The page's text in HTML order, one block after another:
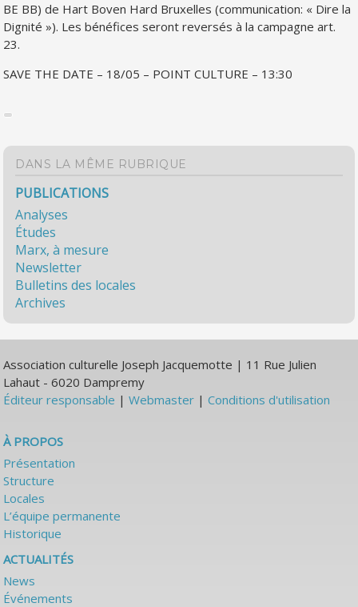
BE BB) de Hart Boven Hard Bruxelles (communication: « Dire la
Dignité »). Les bénéfices seront reversés à la campagne art.
23.
SAVE THE DATE – 18/05 – POINT CULTURE – 13:30
DANS LA MÊME RUBRIQUE
PUBLICATIONS
Analyses
Études
Marx, à mesure
Newsletter
Bulletins des locales
Archives
Association culturelle Joseph Jacquemotte | 11 Rue Julien
Lahaut - 6020 Dampremy
Éditeur responsable |Webmaster |Conditions d'utilisation
À PROPOS
Présentation
Structure
Locales
L’équipe permanente
Historique
ACTUALITÉS
News
Événements